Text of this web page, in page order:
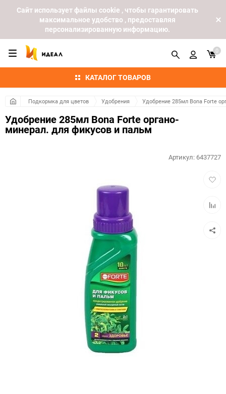
Cайт использует файлы cookie , чтобы гарантировать
максимальное удобство , предоставляя
персонализированную информацию.
КАТАЛОГ ТОВАРОВ
0
Подкормка для цветов Удобрения Удобрение 285мл Bona Forte
Удобрение 285мл Bona Forte органо-
минерал. для фикусов и пальм
Артикул: 6437727